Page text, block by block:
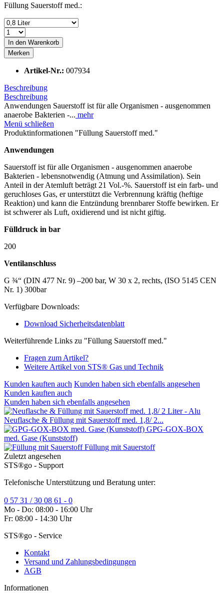
Füllung Sauerstoff med.:
In den Warenkorb
Merken
Artikel-Nr.: 007934
Beschreibung
Beschreibung
Anwendungen Sauerstoff ist für alle Organismen - ausgenommen
anaerobe Bakterien -... mehr
Menü schließen
Produktinformationen "Füllung Sauerstoff med."
Anwendungen
Sauerstoff ist für alle Organismen - ausgenommen anaerobe
Bakterien - lebensnotwendig (Atmung und Assimilation). Sein
Anteil in der Atemluft beträgt 21 Vol.-%. Sauerstoff ist ein farb- und
geruchloses Gas, er unterstützt die Verbrennung kräftig (heftige
Reaktion) und kann die Entzündung brennbarer Stoffe bewirken. Er
ist schwerer als Luft, oxidierend und ist nicht giftig.
Fülldruck in bar
200
Ventilanschluss
G ¾“ (DIN 477 Nr. 9) –200 bar, W 30 x 2, rechts, (ISO 5145 CEN
Nr. 1) 300bar
Verfügbare Downloads:
Download Sicherheitsdatenblatt
Weiterführende Links zu "Füllung Sauerstoff med."
Fragen zum Artikel?
Weitere Artikel von STS® Gas und Technik
Kunden kauften auch Kunden haben sich ebenfalls angesehen
Kunden kauften auch
Kunden haben sich ebenfalls angesehen
Neuflasche & Füllung mit Sauerstoff med. 1,8/ 2...
GPG-GOX-BOX
med. Gase (Kunststoff)
Füllung mit Sauerstoff
Zuletzt angesehen
STS®go - Support
Telefonische Unterstützung und Beratung unter:
0 57 31 / 30 08 61 - 0
Mo - Do: 08:00 - 16:00 Uhr
Fr: 08:00 - 14:30 Uhr
STS®go - Service
Kontakt
Versand und Zahlungsbedingungen
AGB
Informationen